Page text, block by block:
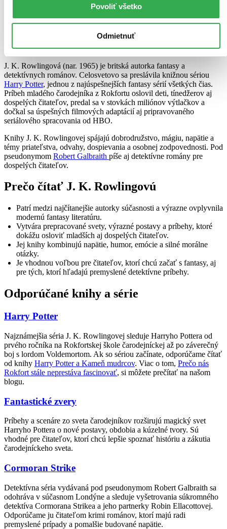
Povoliť všetko
Odmietnuť
Obal
Zúžiť výber
J. K. Rowlingová (nar. 1965) je britská autorka fantasy a
detektívnych románov. Celosvetovo sa preslávila knižnou sériou
Harry Potter, jednou z najúspešnejších fantasy sérií všetkých čias.
Príbeh mladého čarodejníka z Rokfortu oslovil deti, tínedžerov aj
dospelých čitateľov, predal sa v stovkách miliónov výtlačkov a
dočkal sa úspešných filmových adaptácií aj pripravovaného
seriálového spracovania od HBO.
Knihy J. K. Rowlingovej spájajú dobrodružstvo, mágiu, napätie a
témy priateľstva, odvahy, dospievania a osobnej zodpovednosti. Pod
pseudonymom Robert Galbraith píše aj detektívne romány pre
dospelých čitateľov.
Prečo čítať J. K. Rowlingovú
Patrí medzi najčítanejšie autorky súčasnosti a výrazne ovplyvnila
modernú fantasy literatúru.
Vytvára prepracované svety, výrazné postavy a príbehy, ktoré
dokážu osloviť mladších aj dospelých čitateľov.
Jej knihy kombinujú napätie, humor, emócie a silné morálne
otázky.
Je vhodnou voľbou pre čitateľov, ktorí chcú začať s fantasy, aj
pre tých, ktorí hľadajú premyslené detektívne príbehy.
Odporúčané knihy a série
Harry Potter
Najznámejšia séria J. K. Rowlingovej sleduje Harryho Pottera od
prvého ročníka na Rokfortskej škole čarodejníckej až po záverečný
boj s lordom Voldemortom. Ak so sériou začínate, odporúčame čítať
od knihy Harry Potter a Kameň mudrcov. Viac o tom, Prečo nás
Rokfort stále neprestáva fascinovať, si môžete prečítať na našom
blogu.
Fantastické zvery
Príbehy a scenáre zo sveta čarodejníkov rozširujú magický svet
Harryho Pottera o nové postavy, obdobia a kúzelné tvory. Sú
vhodné pre čitateľov, ktorí chcú lepšie spoznať históriu a zákutia
čarodejníckeho sveta.
Cormoran Strike
Detektívna séria vydávaná pod pseudonymom Robert Galbraith sa
odohráva v súčasnom Londýne a sleduje vyšetrovania súkromného
detektíva Cormorana Strikea a jeho partnerky Robin Ellacottovej.
Odporúčame ju čitateľom krimi románov, ktorí majú radi
premyslené prípady a pomalšie budované napätie.